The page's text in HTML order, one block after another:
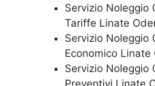
Servizio Noleggio
Tariffe Linate
Servizio Noleggio
Economico Linate
Servizio Noleggio